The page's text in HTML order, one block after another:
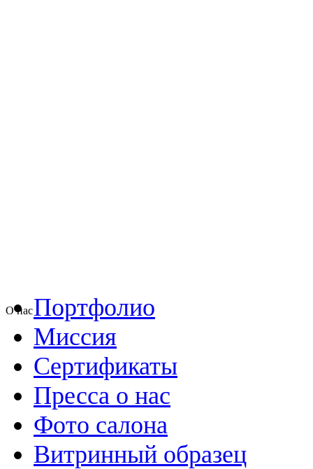
О насПортфолио
Миссия
Сертификаты
Пресса о нас
Фото салона
Витринный образец